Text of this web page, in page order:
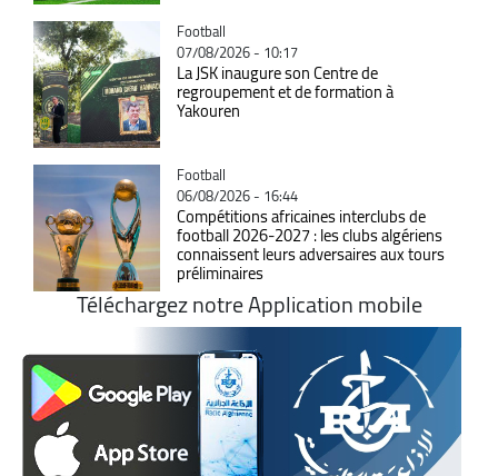
Catégorie
Football
07/08/2026 - 10:17
La JSK inaugure son Centre de
regroupement et de formation à
Yakouren
Catégorie
Football
06/08/2026 - 16:44
Compétitions africaines interclubs de
football 2026-2027 : les clubs algériens
connaissent leurs adversaires aux tours
préliminaires
Téléchargez notre Application mobile